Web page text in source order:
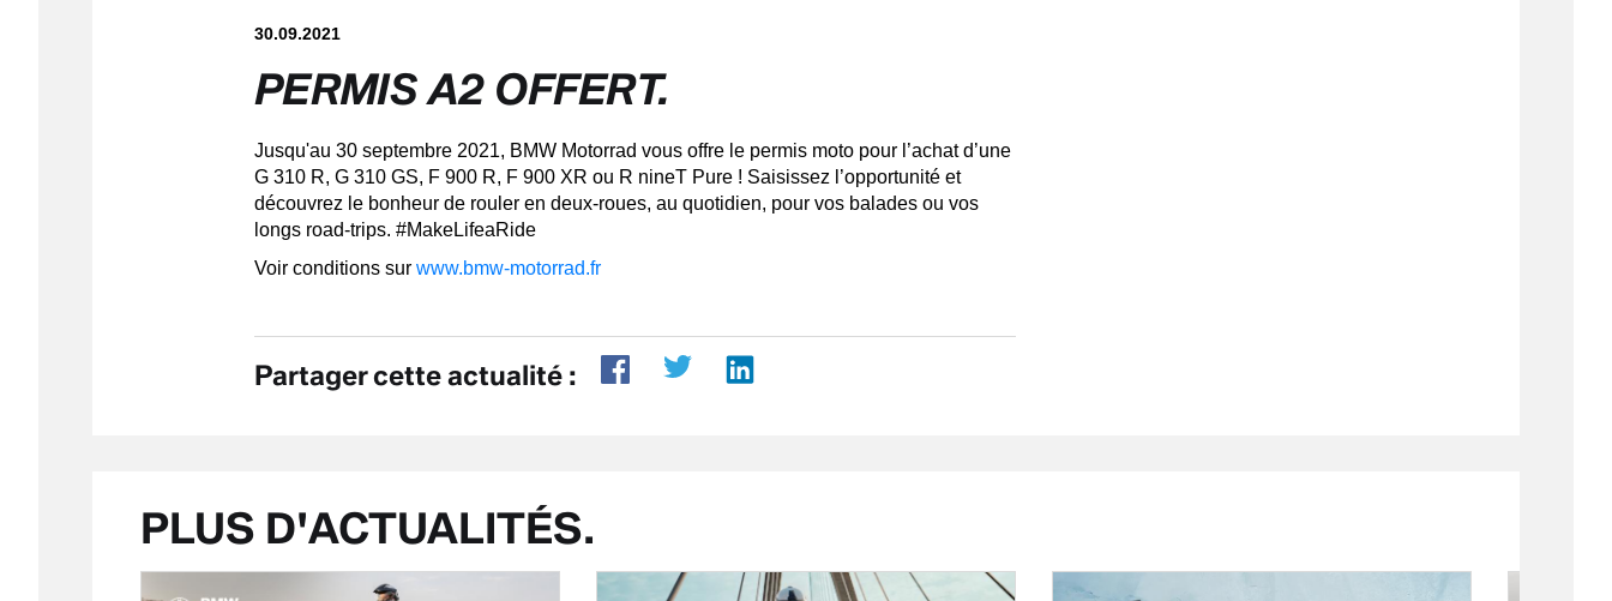
30.09.2021
PERMIS A2 OFFERT.
Jusqu'au 30 septembre 2021, BMW Motorrad vous offre le permis moto pour l’achat d’une
G 310 R, G 310 GS, F 900 R, F 900 XR ou R nineT Pure ! Saisissez l’opportunité et
découvrez le bonheur de rouler en deux-roues, au quotidien, pour vos balades ou vos
longs road-trips. #MakeLifeaRide
Voir conditions sur www.bmw-motorrad.fr
Partager cette actualité :
PLUS D'ACTUALITÉS.